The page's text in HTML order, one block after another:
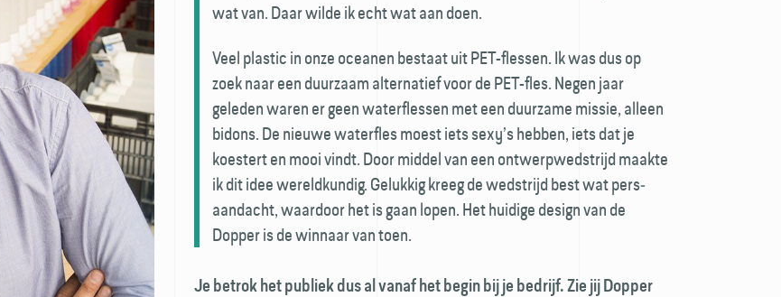
wat van. Daar wilde ik echt wat aan doen.
Veel plastic in onze oceanen bestaat uit PET-flessen. Ik was dus op
zoek naar een duurzaam alternatief voor de PET-fles. Negen jaar
geleden waren er geen water­flessen met een duurzame missie, alleen
bidons. De nieuwe waterfles moest iets sexy’s hebben, iets dat je
koestert en mooi vindt. Door middel van een ontwerp­wedstrijd maakte
ik dit idee wereldkundig. Gelukkig kreeg de wedstrijd best wat pers­
aandacht, waardoor het is gaan lopen. Het huidige design van de
Dopper is de winnaar van toen.
Je betrok het publiek dus al vanaf het begin bij je bedrijf. Zie jij Dopper